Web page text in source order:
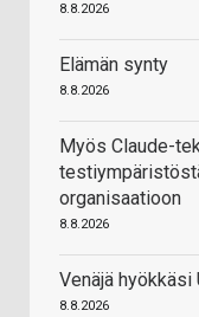
8.8.2026
Elämän synty
8.8.2026
Myös Claude-
organisaatioon
8.8.2026
Venäjä hyökkäsi
8.8.2026